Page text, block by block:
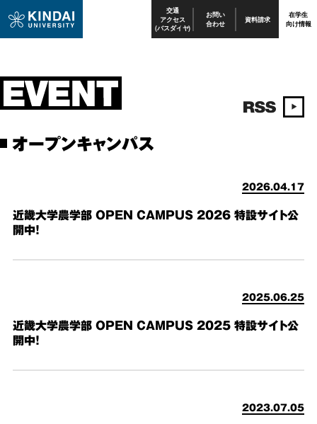
交通
アクセス
(バスダイヤ)
お問い
合わせ 資料請求 在学生
向け情報
オープンキャンパス
2026.04.17
近畿大学農学部 OPEN CAMPUS 2026 特設サイト公
開中！
2025.06.25
近畿大学農学部 OPEN CAMPUS 2025 特設サイト公
開中！
2023.07.05